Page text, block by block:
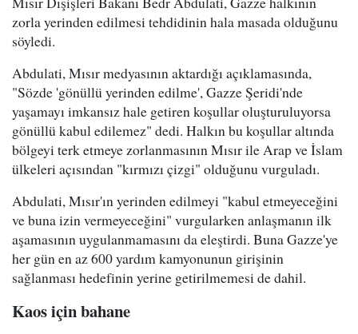
zorla yerinden edilmesi tehdidinin hala masada olduğunu
söyledi.
Abdulati, Mısır medyasının aktardığı açıklamasında,
"Sözde 'gönüllü yerinden edilme', Gazze Şeridi'nde
yaşamayı imkansız hale getiren koşullar oluşturuluyorsa
gönüllü kabul edilemez" dedi. Halkın bu koşullar altında
bölgeyi terk etmeye zorlanmasının Mısır ile Arap ve İslam
ülkeleri açısından "kırmızı çizgi" olduğunu vurguladı.
Abdulati, Mısır'ın yerinden edilmeyi "kabul etmeyeceğini
ve buna izin vermeyeceğini" vurgularken anlaşmanın ilk
aşamasının uygulanmamasını da eleştirdi. Buna Gazze'ye
her gün en az 600 yardım kamyonunun girişinin
sağlanması hedefinin yerine getirilmemesi de dahil.
Kaos için bahane